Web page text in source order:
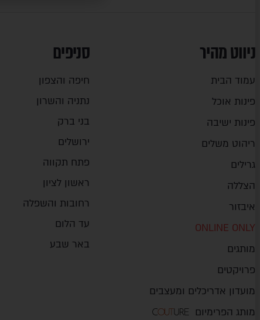
ניווט מהיר
עמוד הבית
פינות אוכל
פינות ישיבה
ריהוט משלים
גרילים
הצללה
איבזור
ONLINE ONLY
מותגים
פרויקטים
מועדון אדריכלים ומעצבים
מותג הפרימיום
סניפים
חיפה והצפון
נתניה והשרון
בני ברק
ירושלים
פתח תקווה
ראשון לציון
רחובות והשפלה
עד הלום
באר שבע